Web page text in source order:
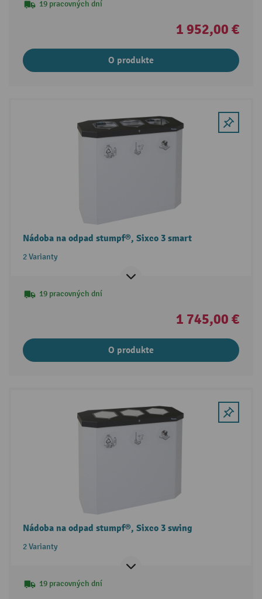
19 pracovných dní
1 952,00 €
O produkte
Nádoba na odpad stumpf®, Sixco 3 smart
2 Varianty
19 pracovných dní
1 745,00 €
O produkte
Nádoba na odpad stumpf®, Sixco 3 swing
2 Varianty
19 pracovných dní